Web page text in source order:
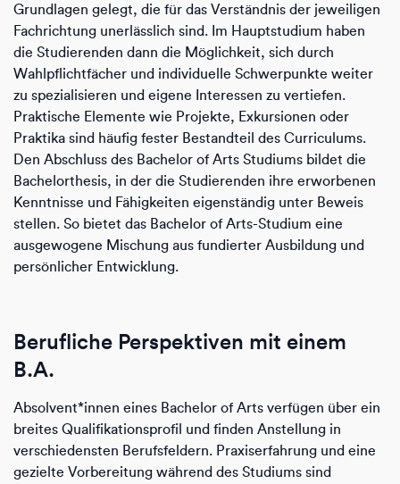
Grundlagen gelegt, die für das Verständnis der jeweiligen
Fachrichtung unerlässlich sind. Im Hauptstudium haben
die Studierenden dann die Möglichkeit, sich durch
Wahlpflichtfächer und individuelle Schwerpunkte weiter
zu spezialisieren und eigene Interessen zu vertiefen.
Praktische Elemente wie Projekte, Exkursionen oder
Praktika sind häufig fester Bestandteil des Curriculums.
Den Abschluss des Bachelor of Arts Studiums bildet die
Bachelorthesis, in der die Studierenden ihre erworbenen
Kenntnisse und Fähigkeiten eigenständig unter Beweis
stellen. So bietet das Bachelor of Arts-Studium eine
ausgewogene Mischung aus fundierter Ausbildung und
persönlicher Entwicklung.
Berufliche Perspektiven mit einem
B.A.
Absolvent*innen eines Bachelor of Arts verfügen über ein
breites Qualifikationsprofil und finden Anstellung in
verschiedensten Berufsfeldern. Praxiserfahrung und eine
gezielte Vorbereitung während des Studiums sind